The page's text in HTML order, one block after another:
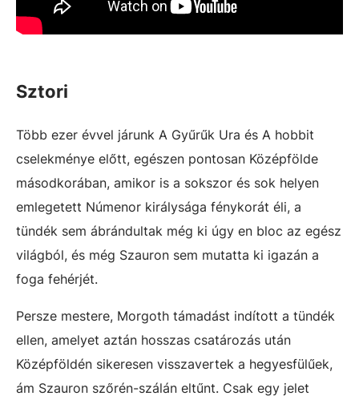
Sztori
Több ezer évvel járunk A Gyűrűk Ura és A hobbit
cselekménye előtt, egészen pontosan Középfölde
másodkorában, amikor is a sokszor és sok helyen
emlegetett Númenor királysága fénykorát éli, a
tündék sem ábrándultak még ki úgy en bloc az egész
világból, és még Szauron sem mutatta ki igazán a
foga fehérjét.
Persze mestere, Morgoth támadást indított a tündék
ellen, amelyet aztán hosszas csatározás után
Középföldén sikeresen visszavertek a hegyesfülűek,
ám Szauron szőrén-szálán eltűnt. Csak egy jelet